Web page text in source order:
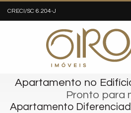
CRECI/SC 6.204-J
Apartamento no
Pronto para
Apartamento